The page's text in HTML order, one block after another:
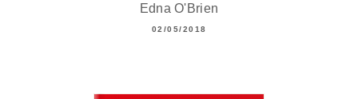
Edna O'Brien
02/05/2018